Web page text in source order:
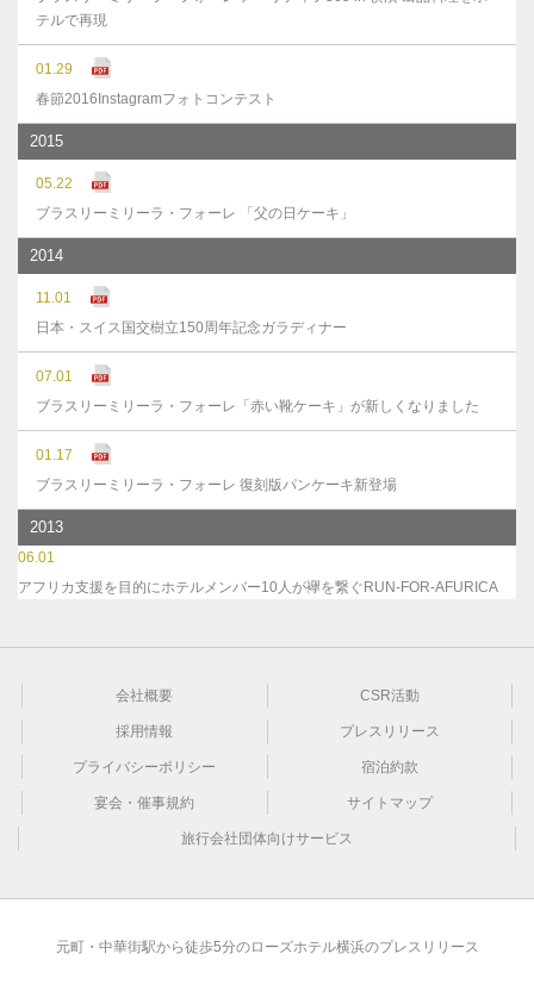
テルで再現
01.29
春節2016Instagramフォトコンテスト
2015
05.22
ブラスリーミリーラ・フォーレ 「父の日ケーキ」
2014
11.01
日本・スイス国交樹立150周年記念ガラディナー
07.01
ブラスリーミリーラ・フォーレ「赤い靴ケーキ」が新しくなりました
01.17
ブラスリーミリーラ・フォーレ 復刻版パンケーキ新登場
2013
06.01
アフリカ支援を目的にホテルメンバー10人が襷を繋ぐRUN-FOR-AFURICA
会社概要 CSR活動
採用情報 プレスリリース
プライバシーポリシー 宿泊約款
宴会・催事規約 サイトマップ
旅行会社団体向けサービス
元町・中華街駅から徒歩5分のローズホテル横浜のプレスリリース